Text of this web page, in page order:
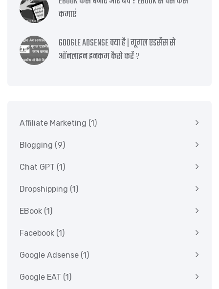
कमाएं
GOOGLE ADSENSE क्या है | गूगल एडसेंस से
ऑनलाइन इनकम कैसे करें ?
Affiliate Marketing (1)
Blogging (9)
Chat GPT (1)
Dropshipping (1)
EBook (1)
Facebook (1)
Google Adsense (1)
Google EAT (1)